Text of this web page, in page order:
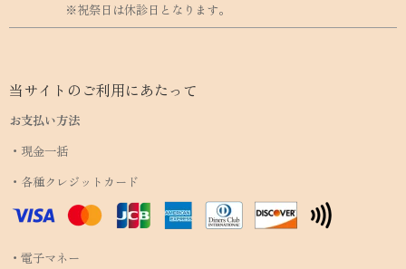
※祝祭日は休診日となります。
当サイトのご利用にあたって
お支払い方法
・現金一括
・各種クレジットカード
・電子マネー